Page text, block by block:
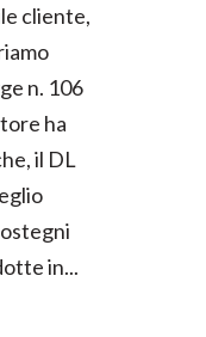
cliente,
n. 106
ha
il DL
in...